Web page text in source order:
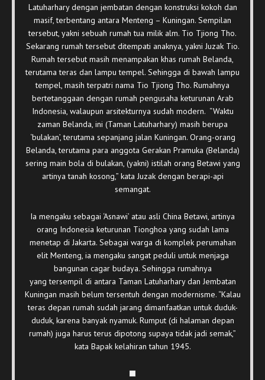
Latuharhary dengan jembatan dengan konstruksi kokoh dan
masif, terbentang antara Menteng – Kuningan. Sempilan
tersebut, yakni sebuah rumah tua milik alm. Tio Tjiong Tho.
Sekarang rumah tersebut ditempati anaknya, yakni Juzak Tio.
Rumah tersebut masih menampakan khas rumah Belanda,
terutama teras dan lampu tempel. Sehingga di bawah lampu
tempel, masih terpatri nama Tio Tjiong Tho. Rumahnya
bertetanggaan dengan rumah pengusaha keturunan Arab
Indonesia, walaupun arsitekturnya sudah modern. “Waktu
zaman Belanda, ini (Taman Latuharhary) masih berupa
‘bulakan’, terutama sepanjang jalan Kuningan. Orang-orang
Belanda, terutama para anggota Gerakan Pramuka (Belanda)
sering main bola di bulakan, (yakni) istilah orang Betawi yang
artinya tanah kosong,” kata Juzak dengan berapi-api
semangat.
Ia mengaku sebagai ‘Asnawi’ atau asli China Betawi, artinya
orang Indonesia keturunan Tionghoa yang sudah lama
menetap di Jakarta. Sebagai warga di komplek perumahan
elit Menteng, ia mengaku sangat peduli untuk menjaga
bangunan cagar budaya. Sehingga rumahnya
yang tersempil di antara Taman Latuharhary dan Jembatan
Kuningan masih belum tersentuh dengan modernisme. “Kalau
teras depan rumah sudah jarang dimanfaatkan untuk duduk-
duduk, karena banyak nyamuk. Rumput (di halaman depan
rumah) juga harus terus dipotong supaya tidak jadi semak,”
kata Bapak kelahiran tahun 1945.